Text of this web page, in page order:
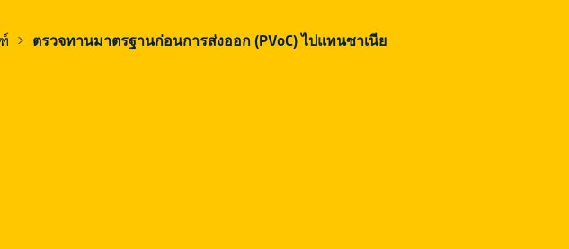
ตรวจทานมาตรฐานก่อนการส่งออก (PVoC) ไปแทนซาเนีย